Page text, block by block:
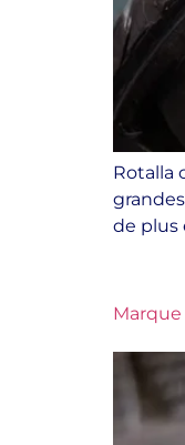
Rotalla
de plus
Marque